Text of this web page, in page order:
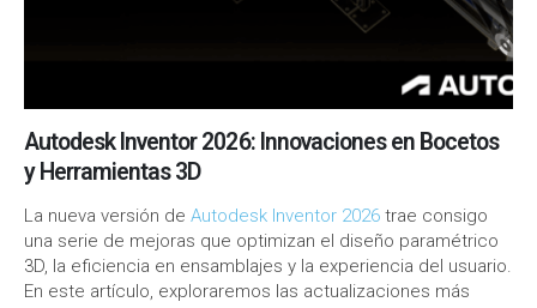
Autodesk Inventor 2026: Innovaciones en Bocetos
y Herramientas 3D
La nueva versión de Autodesk Inventor 2026 trae consigo
una serie de mejoras que optimizan el diseño paramétrico
3D, la eficiencia en ensamblajes y la experiencia del usuario.
En este artículo, exploraremos las actualizaciones más